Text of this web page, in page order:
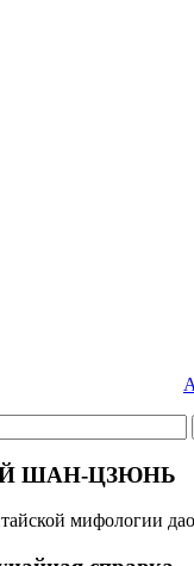
А
ШАН-ЦЗЮНЬ
мифологии